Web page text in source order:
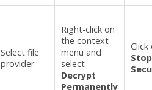
Select file
provider
Right-click on
the context
menu and
select
Decrypt
Permanently
Click
Stop